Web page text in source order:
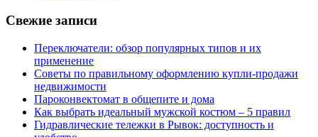
Свежие записи
Переключатели: обзор популярных типов и их
применение
Советы по правильному оформлению купли-продажи
недвижимости
Пароконвектомат в общепите и дома
Как выбрать идеальный мужской костюм – 5 правил
Гидравлические тележки в Рывок: доступность и